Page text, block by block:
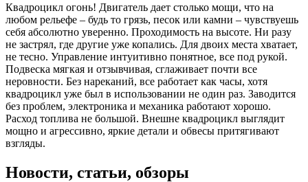
Квадроцикл огонь! Двигатель дает столько мощи, что на
любом рельефе – будь то грязь, песок или камни – чувствуешь
себя абсолютно уверенно. Проходимость на высоте. Ни разу
не застрял, где другие уже копались. Для двоих места хватает,
не тесно. Управление интуитивно понятное, все под рукой.
Подвеска мягкая и отзывчивая, сглаживает почти все
неровности. Без нареканий, все работает как часы, хотя
квадроцикл уже был в использовании не один раз. Заводится
без проблем, электроника и механика работают хорошо.
Расход топлива не большой. Внешне квадроцикл выглядит
мощно и агрессивно, яркие детали и обвесы притягивают
взгляды.
Новости, статьи, обзоры